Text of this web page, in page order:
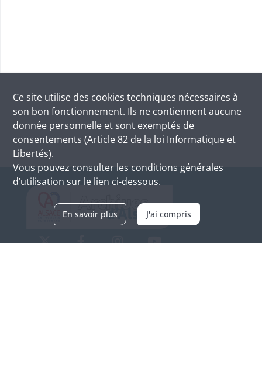
Ce site utilise des cookies techniques nécessaires à
son bon fonctionnement. Ils ne contiennent aucune
donnée personnelle et sont exemptés de
consentements (Article 82 de la loi Informatique et
Libertés).
Vous pouvez consulter les conditions générales
d’utilisation sur le lien ci-dessous.
En savoir plus J'ai compris